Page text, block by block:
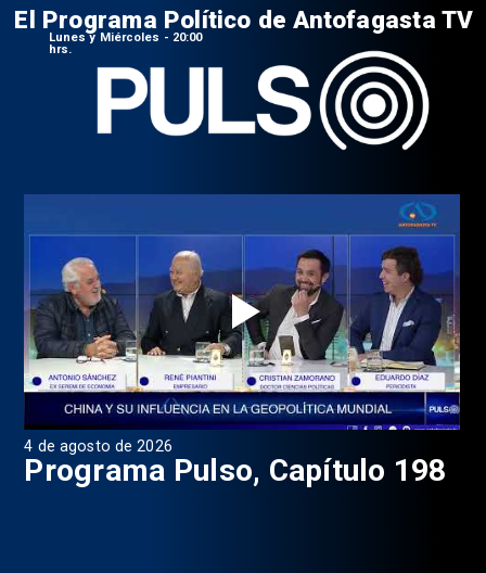
4 de agosto de 2026
Programa Pulso, Capítulo 198
El Programa Político de Antofagasta TV
Lunes y Miércoles - 20:00
hrs.